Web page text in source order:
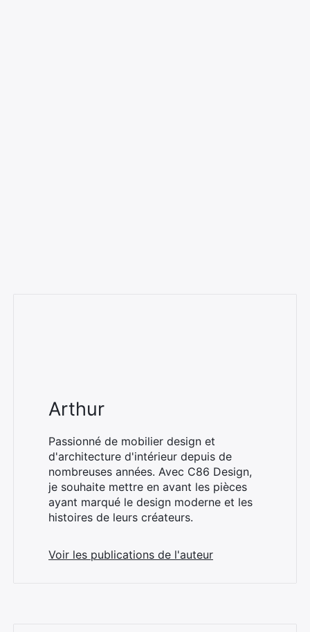
Arthur
Passionné de mobilier design et
d'architecture d'intérieur depuis de
nombreuses années. Avec C86 Design,
je souhaite mettre en avant les pièces
ayant marqué le design moderne et les
histoires de leurs créateurs.
Voir les publications de l'auteur